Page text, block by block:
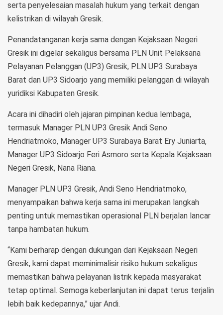
serta penyelesaian masalah hukum yang terkait dengan
kelistrikan di wilayah Gresik.
Penandatanganan kerja sama dengan Kejaksaan Negeri
Gresik ini digelar sekaligus bersama PLN Unit Pelaksana
Pelayanan Pelanggan (UP3) Gresik, PLN UP3 Surabaya
Barat dan UP3 Sidoarjo yang memiliki pelanggan di wilayah
yuridiksi Kabupaten Gresik.
Acara ini dihadiri oleh jajaran pimpinan kedua lembaga,
termasuk Manager PLN UP3 Gresik Andi Seno
Hendriatmoko, Manager UP3 Surabaya Barat Ery Juniarta,
Manager UP3 Sidoarjo Feri Asmoro serta Kepala Kejaksaan
Negeri Gresik, Nana Riana.
Manager PLN UP3 Gresik, Andi Seno Hendriatmoko,
menyampaikan bahwa kerja sama ini merupakan langkah
penting untuk memastikan operasional PLN berjalan lancar
tanpa hambatan hukum.
“Kami berharap dengan dukungan dari Kejaksaan Negeri
Gresik, kami dapat meminimalisir risiko hukum sekaligus
memastikan bahwa pelayanan listrik kepada masyarakat
tetap optimal. Semoga keberlanjutan ini dapat terus terjalin
lebih baik kedepannya,” ujar Andi.